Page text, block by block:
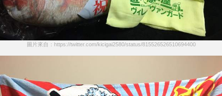
圖片來自：https://twitter.com/kicigai2580/status/815526526510694400